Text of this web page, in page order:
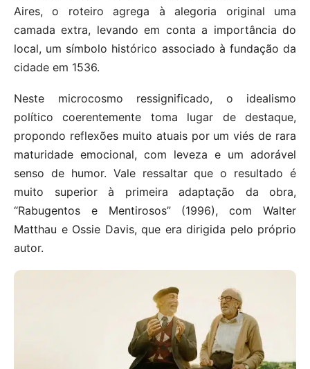
Aires, o roteiro agrega à alegoria original uma
camada extra, levando em conta a importância do
local, um símbolo histórico associado à fundação da
cidade em 1536.
Neste microcosmo ressignificado, o idealismo
político coerentemente toma lugar de destaque,
propondo reflexões muito atuais por um viés de rara
maturidade emocional, com leveza e um adorável
senso de humor. Vale ressaltar que o resultado é
muito superior à primeira adaptação da obra,
“Rabugentos e Mentirosos” (1996), com Walter
Matthau e Ossie Davis, que era dirigida pelo próprio
autor.